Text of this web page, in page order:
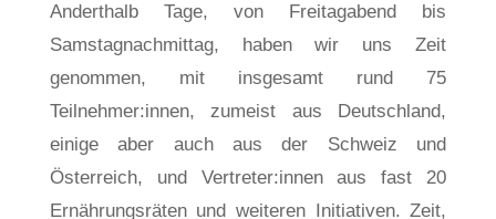
Anderthalb Tage, von Freitagabend bis
Samstagnachmittag, haben wir uns Zeit
genommen, mit insgesamt rund 75
Teilnehmer:innen, zumeist aus Deutschland,
einige aber auch aus der Schweiz und
Österreich, und Vertreter:innen aus fast 20
Ernährungsräten und weiteren Initiativen. Zeit,